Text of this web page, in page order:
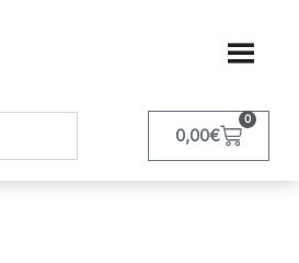
0,00€
0